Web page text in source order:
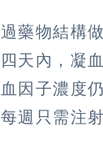
藥物結構
天內，凝
因子濃度
週只需注